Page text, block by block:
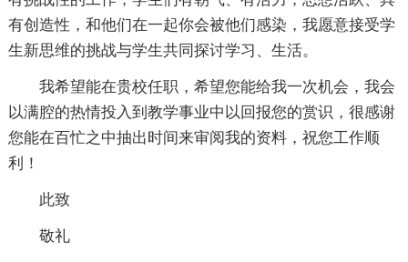
有创造性，和他们在一起你会被他们感染，我愿意接受学
生新思维的挑战与学生共同探讨学习、生活。
我希望能在贵校任职，希望您能给我一次机会，我会
以满腔的热情投入到教学事业中以回报您的赏识，很感谢
您能在百忙之中抽出时间来审阅我的资料，祝您工作顺
利！
此致
敬礼